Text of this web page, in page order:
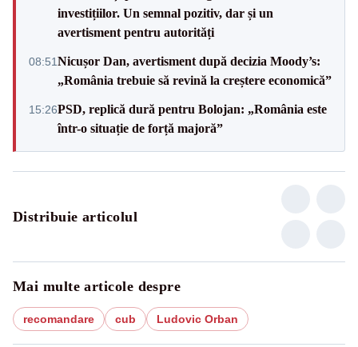
investițiilor. Un semnal pozitiv, dar și un
avertisment pentru autorități
08:51Nicușor Dan, avertisment după decizia Moody’s:
„România trebuie să revină la creștere economică”
15:26PSD, replică dură pentru Bolojan: „România este
într-o situație de forță majoră”
Distribuie articolul
Mai multe articole despre
recomandare cub Ludovic Orban